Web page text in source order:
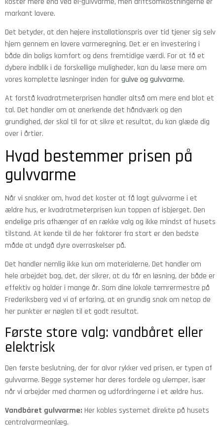
markant lavere.
Det betyder, at den højere installationspris over tid tjener sig selv
hjem gennem en lavere varmeregning. Det er en investering i
både din boligs komfort og dens fremtidige værdi. For at få et
dybere indblik i de forskellige muligheder, kan du læse mere om
vores komplette løsninger inden forgulve og gulvvarme.
At forstå kvadratmeterprisen handler altså om mere end blot et
tal. Det handler om at anerkende det håndværk og den
grundighed, der skal til for at sikre et resultat, du kan glæde dig
over i årtier.
Hvad bestemmer prisen på
gulvvarme
Når vi snakker om, hvad det koster at få lagt gulvvarme i et
ældre hus, er kvadratmeterprisen kun toppen af isbjerget. Den
endelige pris afhænger af en række valg og ikke mindst af husets
tilstand. At kende til de her faktorer fra start er den bedste
måde at undgå dyre overraskelser på.
Det handler nemlig ikke kun om materialerne. Det handler om
hele arbejdet bag, det, der sikrer, at du får en løsning, der både er
effektiv og holder i mange år. Som dine lokale tømrermestre på
Frederiksberg ved vi af erfaring, at en grundig snak om netop de
her punkter er nøglen til et godt resultat.
Første store valg: vandbåret eller
elektrisk
Den første beslutning, der for alvor rykker ved prisen, er typen af
gulvvarme. Begge systemer har deres fordele og ulemper, især
når vi arbejder med charmen og udfordringerne i et ældre hus.
Vandbåret gulvvarme: Her kobles systemet direkte på husets
centralvarmeanlæg.